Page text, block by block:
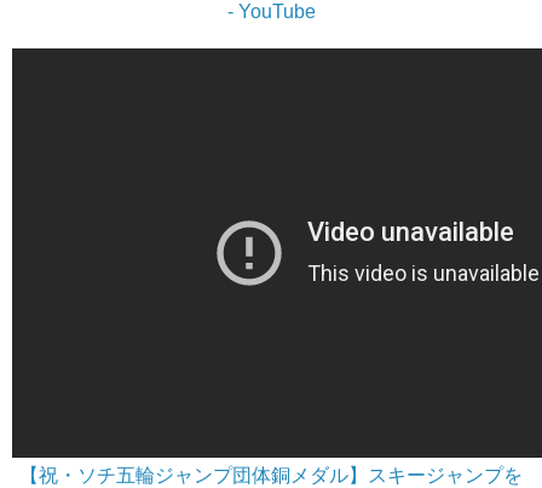
- YouTube
【祝・ソチ五輪ジャンプ団体銅メダル】スキージャンプを